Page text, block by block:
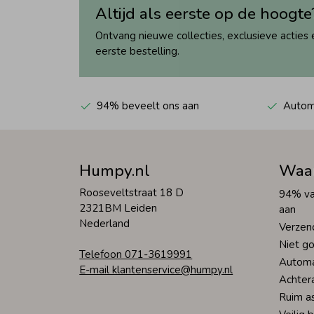
Altijd als eerste op de
Ontvang nieuwe collecties, exclusieve
eerste bestelling.
94% beveelt ons aan
Humpy.nl
Rooseveltstraat 18 D
2321BM Leiden
Nederland
Telefoon 071-3619991
E-mail klantenservice@humpy.nl
94%
aan
Niet
Ruim